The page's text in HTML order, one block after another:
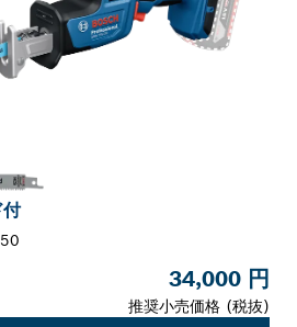
34,000 円
推奨小売価格 (税抜)